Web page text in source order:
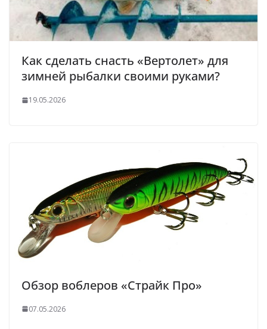
Как сделать снасть «Вертолет» для
зимней рыбалки своими руками?
19.05.2026
Обзор воблеров «Страйк Про»
07.05.2026